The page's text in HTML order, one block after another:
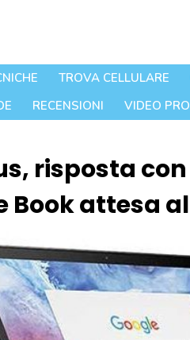
TROVA CELLULARE
RECENSIONI VIDEO
risposta con
attesa al